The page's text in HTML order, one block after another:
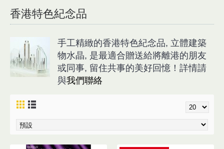
香港特色紀念品
手工精緻的香港特色紀念品, 立體建築
物水晶, 是最適合贈送給將離港的朋友
或同事, 留住共事的美好回憶！詳情請
與我們聯絡